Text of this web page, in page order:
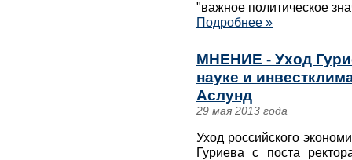
"важное политическое
Подробнее »
МНЕНИЕ - Уход
науке и
Аслунд
29 мая 2013 года
Уход российского
Гуриева с поста